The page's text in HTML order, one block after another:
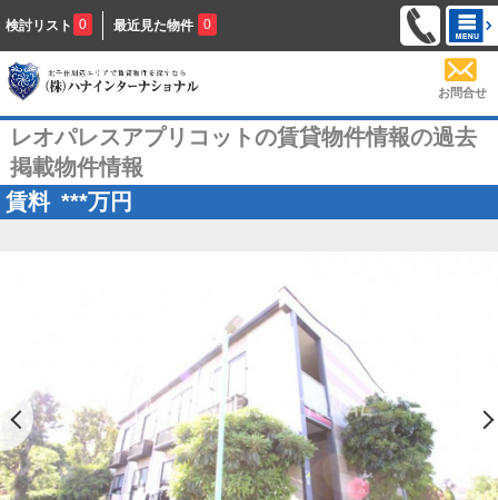
検討リスト 0 最近見た物件 0
お問合せ
レオパレスアプリコットの賃貸物件情報の過去
掲載物件情報
賃料 ***万円